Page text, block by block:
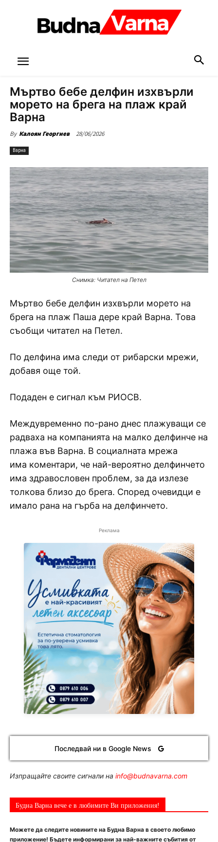
Мъртво бебе делфин изхвърли
морето на брега на плаж край
Варна
By Калоян Георгиев 28/06/2026
Варна
Снимка: Читател на Петел
Мъртво бебе делфин изхвърли морето на
брега на плаж Паша дере край Варна. Това
съобщи читател на Петел.
По делфина има следи от рибарски мрежи,
добавя още той.
Подаден е сигнал към РИОСВ.
Междувременно по-рано днес плажуващи се
радваха на компанията на малко делфинче на
плажа във Варна. В социалната мрежа
има коментари, че най-вероятно делфинчето
има здравословен проблем, за да излезе
толкова близо до брега. Според очевидци е
имало рана на гърба на делфинчето.
Реклама
Последвай ни в Google News
Изпращайте своите сигнали на info@budnavarna.com
Будна Варна вече е в любимите Ви приложения!
Можете да следите новините на Будна Варна в своето любимо
приложение! Бъдете информирани за най-важните събития от